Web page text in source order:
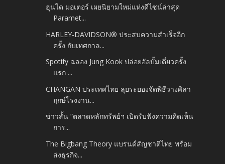
ฮุนได มอเตอร์ เผยนิยามใหม่แห่งดีไซน์ล่าสุด
Paramet...
HARLEY-DAVIDSON® ประสบความสำเร็จอีก
ครั้ง กับเทศกาล...
Spotify ฉลอง Jung Kook ปล่อยอัลบั้มเดี่ยวครั้ง
แรก ...
CHANGAN ประเทศไทย ลุยระยองจัดพิธีวางศิลา
ฤกษ์โรงงาน...
ข่าวสั้น “ตลาดหลักทรัพย์ฯ เปิดรับฟังความคิดเห็น
การ...
The Bigbang Theory แบรนด์สัญชาติไทย พร้อม
ส่งธุรกิจ...